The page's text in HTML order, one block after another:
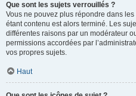
Que sont les sujets verrouillés ?
Vous ne pouvez plus répondre dans
étant contenu est alors terminé. Les
différentes raisons par un modérateur
permissions accordées par
vos propres sujets.
Haut